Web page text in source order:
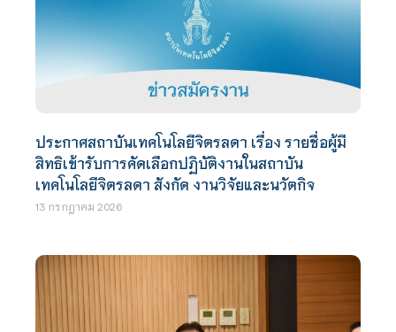
ประกาศสถาบันเทคโนโลยีจิตรลดา เรื่อง รายชื่อผู้มี
สิทธิเข้ารับการคัดเลือกปฏิบัติงานในสถาบัน
เทคโนโลยีจิตรลดา สังกัด งานวิจัยและนวัตกิจ
13 กรกฎาคม 2026